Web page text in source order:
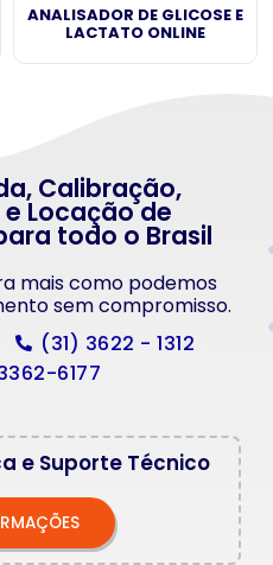
ANALISADOR DE GLICOSE E
LACTATO ONLINE
Calibração,
Locação de
todo o Brasil
mais como podemos
sem compromisso.
(31) 3622 - 1312
6177
e Suporte Técnico